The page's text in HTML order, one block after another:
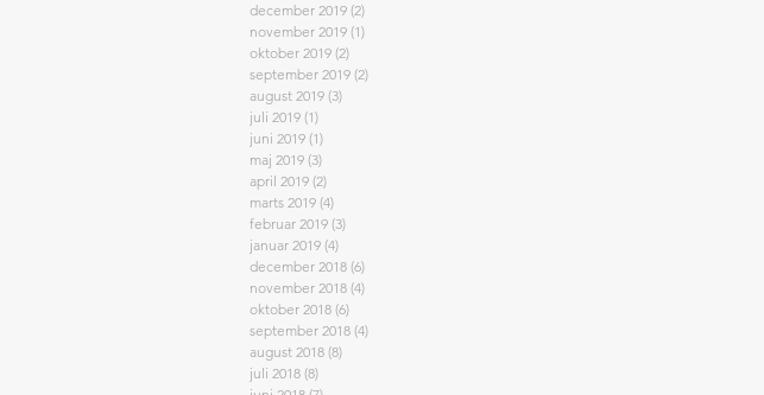
december 2019 (2)
november 2019 (1)
oktober 2019 (2)
september 2019 (2)
august 2019 (3)
juli 2019 (1)
juni 2019 (1)
maj 2019 (3)
april 2019 (2)
marts 2019 (4)
februar 2019 (3)
januar 2019 (4)
december 2018 (6)
november 2018 (4)
oktober 2018 (6)
september 2018 (4)
august 2018 (8)
juli 2018 (8)